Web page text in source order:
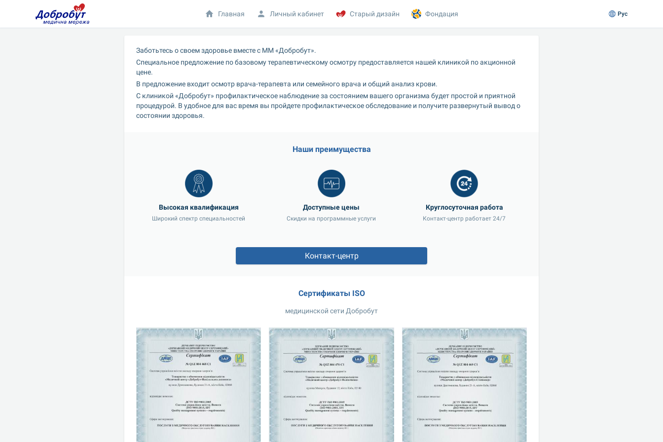
Заботьтесь о своем здоровье вместе с ММ «Добробут».
Специальное предложение по базовому терапевтическому осмотру предоставляется нашей клиникой по акционной
цене.
В предложение входит осмотр врача-терапевта или семейного врача и общий анализ крови.
С клиникой «Добробут» профилактическое наблюдение за состоянием вашего организма будет простой и приятной
процедурой. В удобное для вас время вы пройдете профилактическое обследование и получите развернутый вывод о
состоянии здоровья.
Наши преимущества
Высокая квалификация
Широкий спектр специальностей
Доступные цены
Скидки на программные услуги Контакт-центр работает 24/7
Контакт-центр
Сертификаты ISO
медицинской сети Добробут
Главная Личный кабинет Старый дизайн Фондация Рус